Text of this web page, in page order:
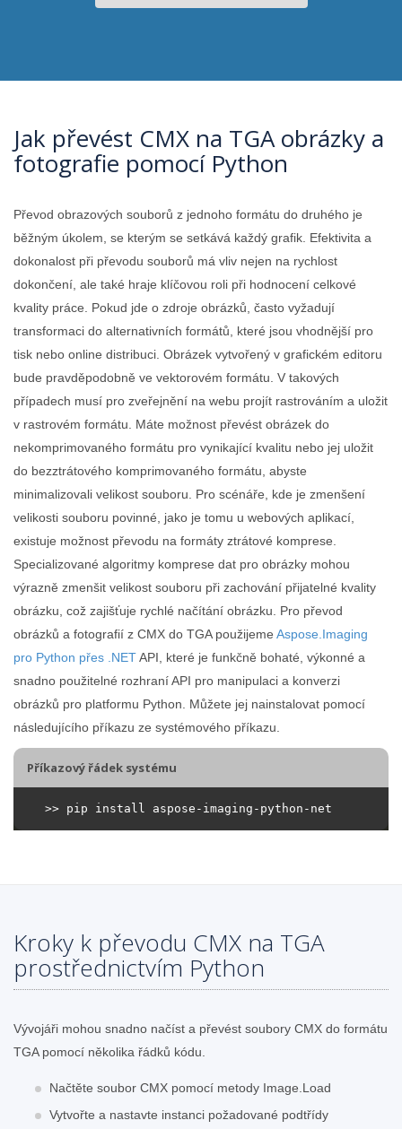
Jak převést CMX na TGA obrázky a
fotografie pomocí Python
Převod obrazových souborů z jednoho formátu do druhého je
běžným úkolem, se kterým se setkává každý grafik. Efektivita a
dokonalost při převodu souborů má vliv nejen na rychlost
dokončení, ale také hraje klíčovou roli při hodnocení celkové
kvality práce. Pokud jde o zdroje obrázků, často vyžadují
transformaci do alternativních formátů, které jsou vhodnější pro
tisk nebo online distribuci. Obrázek vytvořený v grafickém editoru
bude pravděpodobně ve vektorovém formátu. V takových
případech musí pro zveřejnění na webu projít rastrováním a uložit
v rastrovém formátu. Máte možnost převést obrázek do
nekomprimovaného formátu pro vynikající kvalitu nebo jej uložit
do bezztrátového komprimovaného formátu, abyste
minimalizovali velikost souboru. Pro scénáře, kde je zmenšení
velikosti souboru povinné, jako je tomu u webových aplikací,
existuje možnost převodu na formáty ztrátové komprese.
Specializované algoritmy komprese dat pro obrázky mohou
výrazně zmenšit velikost souboru při zachování přijatelné kvality
obrázku, což zajišťuje rychlé načítání obrázku. Pro převod
obrázků a fotografií z CMX do TGA použijeme Aspose.Imaging
pro Python přes .NETAPI, které je funkčně bohaté, výkonné a
snadno použitelné rozhraní API pro manipulaci a konverzi
obrázků pro platformu Python. Můžete jej nainstalovat pomocí
následujícího příkazu ze systémového příkazu.
Příkazový řádek systému
Kroky k převodu CMX na TGA
prostřednictvím Python
Vývojáři mohou snadno načíst a převést soubory CMX do formátu
TGA pomocí několika řádků kódu.
Načtěte soubor CMX pomocí metody Image.Load
Vytvořte a nastavte instanci požadované podtřídy